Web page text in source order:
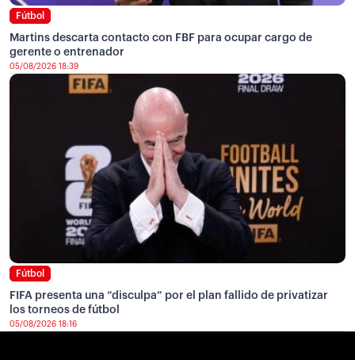
Fútbol
Martins descarta contacto con FBF para ocupar cargo de
gerente o entrenador
05/08/2026 18:39
Fútbol
FIFA presenta una “disculpa” por el plan fallido de privatizar
los torneos de fútbol
05/08/2026 18:16